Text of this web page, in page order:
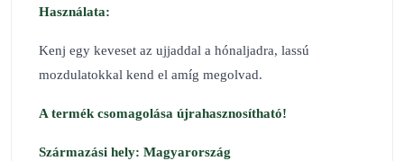
Használata:
Kenj egy keveset az ujjaddal a hónaljadra, lassú
mozdulatokkal kend el amíg megolvad.
A termék csomagolása újrahasznosítható!
Származási hely: Magyarország